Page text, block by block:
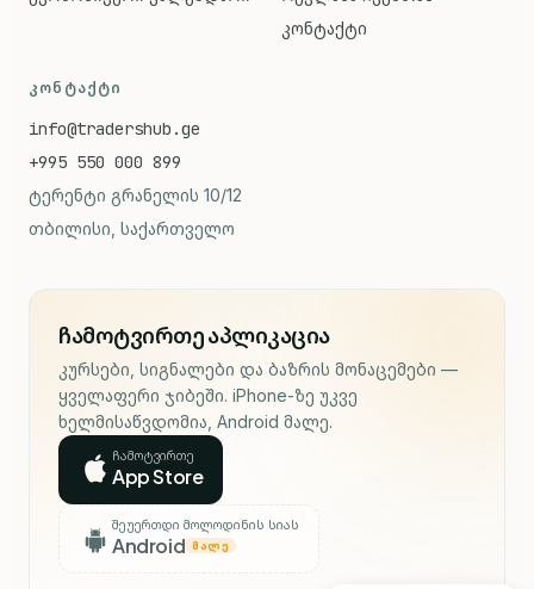
კონტაქტი
ᲙᲝᲜᲢᲐᲥᲢᲘ
info@tradershub.ge
+995 550 000 899
ტერენტი გრანელის 10/12
თბილისი, საქართველო
ჩამოტვირთე აპლიკაცია
კურსები, სიგნალები და ბაზრის მონაცემები —
ყველაფერი ჯიბეში. iPhone-ზე უკვე
ხელმისაწვდომია, Android მალე.
ჩამოტვირთე
App Store
შეუერთდი მოლოდინის სიას
Android ᲛᲐᲚᲔ